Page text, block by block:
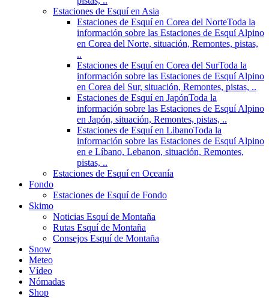
Estaciones de Esquí en Asia
Estaciones de Esquí en Corea del NorteToda la
información sobre las Estaciones de Esquí Alpino
en Corea del Norte, situación, Remontes, pistas,
..
Estaciones de Esquí en Corea del SurToda la
información sobre las Estaciones de Esquí Alpino
en Corea del Sur, situación, Remontes, pistas, ..
Estaciones de Esquí en JapónToda la
información sobre las Estaciones de Esquí Alpino
en Japón, situación, Remontes, pistas, ..
Estaciones de Esquí en LibanoToda la
información sobre las Estaciones de Esquí Alpino
en e Líbano, Lebanon, situación, Remontes,
pistas, ..
Estaciones de Esquí en Oceanía
Fondo
Estaciones de Esquí de Fondo
Skimo
Noticias Esquí de Montaña
Rutas Esquí de Montaña
Consejos Esquí de Montaña
Snow
Meteo
Vídeo
Nómadas
Shop